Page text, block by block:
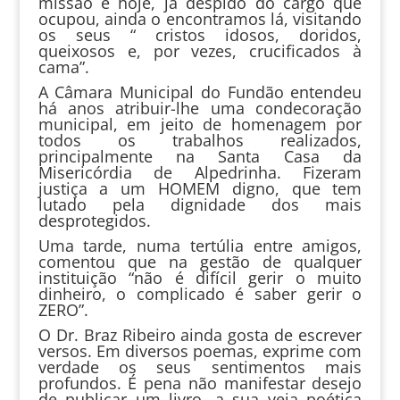
ocupou, ainda o encontramos lá, visitando
os seus “ cristos idosos, doridos,
queixosos e, por vezes, crucificados à
cama”.
A Câmara Municipal do Fundão entendeu
há anos atribuir-lhe uma condecoração
municipal, em jeito de homenagem por
todos os trabalhos realizados,
principalmente na Santa Casa da
Misericórdia de Alpedrinha. Fizeram
justiça a um HOMEM digno, que tem
lutado pela dignidade dos mais
desprotegidos.
Uma tarde, numa tertúlia entre amigos,
comentou que na gestão de qualquer
instituição “não é difícil gerir o muito
dinheiro, o complicado é saber gerir o
ZERO”.
O Dr. Braz Ribeiro ainda gosta de escrever
versos. Em diversos poemas, exprime com
verdade os seus sentimentos mais
profundos. É pena não manifestar desejo